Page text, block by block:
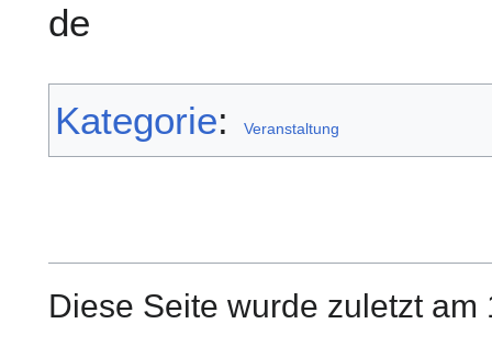
de
Kategorie: Veranstaltung
Diese Seite wurde zuletzt